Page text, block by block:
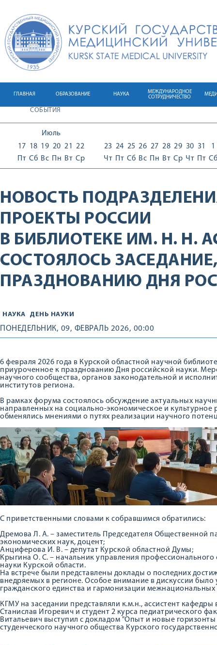
ГЛАВНАЯ ОБРАЗОВАНИЕ НАУКА
МЕЖДУНАРОДНОЕ
СОТРУДНИЧЕСТВО
СОБЫТИЯ
Июль
17
Пт
18
Сб
19
Вс
20
Пн
21
Вт
22
Ср
23
Чт
24
Пт
25
Сб
26
Вс
27
Пн
28
Вт
29
Ср
30
Чт
31
Пт
1
Сб
НОВОСТЬ
ПРОЕКТЫ РОССИИ
В БИБЛИОТЕКЕ ИМ. Н. Н.
СОСТОЯЛОСЬ
ПРАЗДНОВАНИЮ ДНЯ
НАУКА ДЕНЬ НАУКИ
ПОНЕДЕЛЬНИК, 09, ФЕВРАЛЬ 2026, 00:00
6 февраля 2026 года в Курской областной научной
приуроченное к празднованию Дня российской науки.
научного сообщества, органов законодательной и
институтов региона.
В рамках форума состоялось обсуждение актуальных
направленных на социально-экономическое и культурное
обменялись мнениями о путях реализации научного
С приветственными словами к собравшимся обратились:
Дремова Л. А. – заместитель Председателя Общественной
экономических наук, доцент;
Анциферова И. В. – депутат Курской областной Думы;
Крыгина О. С. – начальник управления
науки Курской области.
На встрече были представлены доклады о последних
внедряемых в регионе. Особое внимание в дискуссии
гражданского единства и гармонизации
КГМУ на заседании представляли к.м.н., ассистент
Станислав Игоревич и студент 2 курса педиатрического
Витальевич выступил с докладом "Опыт и новые
студенческого научного общества Курского